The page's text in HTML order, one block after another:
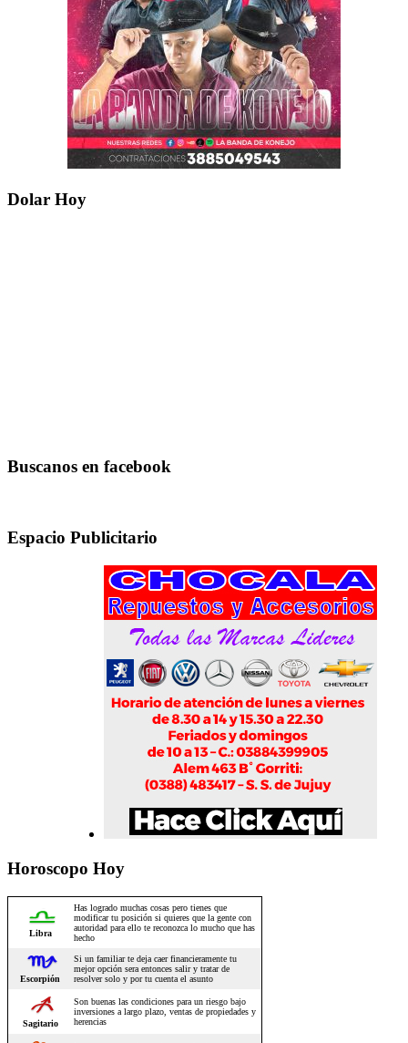
Dolar Hoy
Buscanos en facebook
Espacio Publicitario
Horoscopo Hoy